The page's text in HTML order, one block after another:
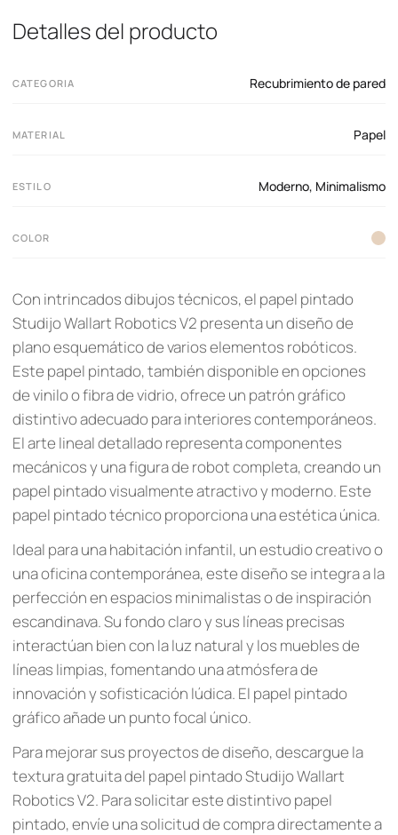
Detalles del producto
CATEGORIA Recubrimiento de pared
MATERIAL Papel
ESTILO Moderno, Minimalismo
COLOR
Con intrincados dibujos técnicos, el papel pintado
Studijo Wallart Robotics V2 presenta un diseño de
plano esquemático de varios elementos robóticos.
Este papel pintado, también disponible en opciones
de vinilo o fibra de vidrio, ofrece un patrón gráfico
distintivo adecuado para interiores contemporáneos.
El arte lineal detallado representa componentes
mecánicos y una figura de robot completa, creando un
papel pintado visualmente atractivo y moderno. Este
papel pintado técnico proporciona una estética única.
Ideal para una habitación infantil, un estudio creativo o
una oficina contemporánea, este diseño se integra a la
perfección en espacios minimalistas o de inspiración
escandinava. Su fondo claro y sus líneas precisas
interactúan bien con la luz natural y los muebles de
líneas limpias, fomentando una atmósfera de
innovación y sofisticación lúdica. El papel pintado
gráfico añade un punto focal único.
Para mejorar sus proyectos de diseño, descargue la
textura gratuita del papel pintado Studijo Wallart
Robotics V2. Para solicitar este distintivo papel
pintado, envíe una solicitud de compra directamente a